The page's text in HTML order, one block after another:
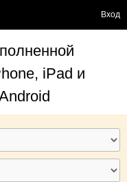
Вход
iPad и